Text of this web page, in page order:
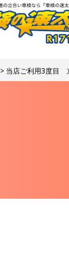
> 当店ご利用3度目